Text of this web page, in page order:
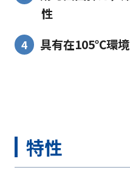
性
具有在105℃環
特性